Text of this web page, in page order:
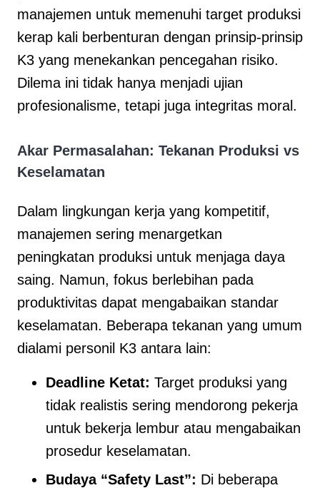
manajemen untuk memenuhi target produksi
kerap kali berbenturan dengan prinsip-prinsip
K3 yang menekankan pencegahan risiko.
Dilema ini tidak hanya menjadi ujian
profesionalisme, tetapi juga integritas moral.
Akar Permasalahan: Tekanan Produksi vs
Keselamatan
Dalam lingkungan kerja yang kompetitif,
manajemen sering menargetkan
peningkatan produksi untuk menjaga daya
saing. Namun, fokus berlebihan pada
produktivitas dapat mengabaikan standar
keselamatan. Beberapa tekanan yang umum
dialami personil K3 antara lain:
Deadline Ketat: Target produksi yang
tidak realistis sering mendorong pekerja
untuk bekerja lembur atau mengabaikan
prosedur keselamatan.
Budaya “Safety Last”: Di beberapa